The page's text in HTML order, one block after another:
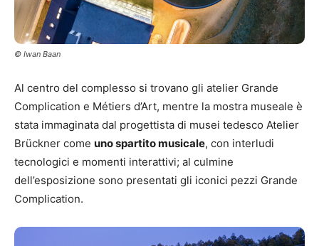
© Iwan Baan
Al centro del complesso si trovano gli atelier Grande
Complication e Métiers d’Art, mentre la mostra museale è
stata immaginata dal progettista di musei tedesco Atelier
Brückner come uno spartito musicale, con interludi
tecnologici e momenti interattivi; al culmine
dell’esposizione sono presentati gli iconici pezzi Grande
Complication.